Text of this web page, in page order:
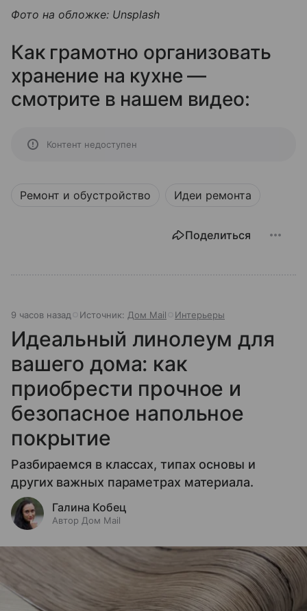
Фото на обложке: Unsplash
Как грамотно организовать
хранение на кухне —
смотрите в нашем видео:
Контент недоступен
Ремонт и обустройство Идеи ремонта
Поделиться
9 часов назад Источник: Дом Mail Интерьеры
Идеальный линолеум для
вашего дома: как
приобрести прочное и
безопасное напольное
покрытие
Разбираемся в классах, типах основы и
других важных параметрах материала.
Галина Кобец
Автор Дом Mail